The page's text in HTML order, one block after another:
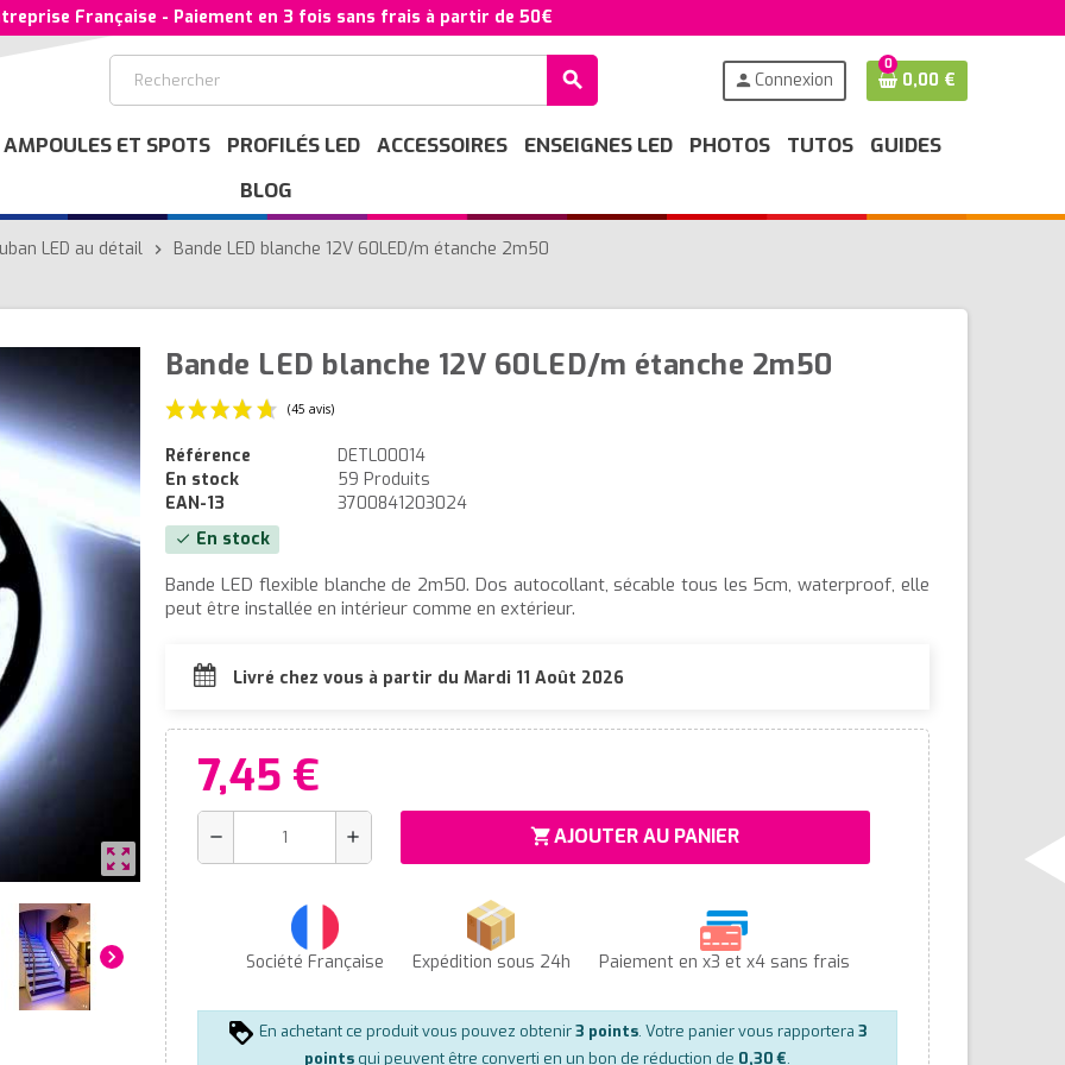
Française - Paiement en 3 fois sans frais à partir de 50€
search person Connexion
0
0,00 €
AMPOULES ET SPOTS PROFILÉS LED ACCESSOIRES ENSEIGNES LED PHOTOS TUTOS
GUIDES
BLOG
LED au détail chevron_right Bande LED blanche 12V 60LED/m étanche 2m50
zoom_out_map
chevron_right
Bande LED blanche 12V 60LED/m étanche 2m50
Référence
DETL00014
En stock
59 Produits
EAN-13
3700841203024
check En stock
Bande LED flexible blanche de 2m50. Dos autocollant, sécable tous les 5cm, waterproof, elle
peut être installée en intérieur comme en extérieur.
Livré chez vous à partir du Mardi 11 Août 2026
7,45 €
remove add shopping_cartAJOUTER AU PANIER
Société Française Expédition sous 24h Paiement en x3 et x4 sans frais
En achetant ce produit vous pouvez obtenir3 points. Votre panier vous rapportera3
points qui peuvent être converti en un bon de réduction de 0,30 €.